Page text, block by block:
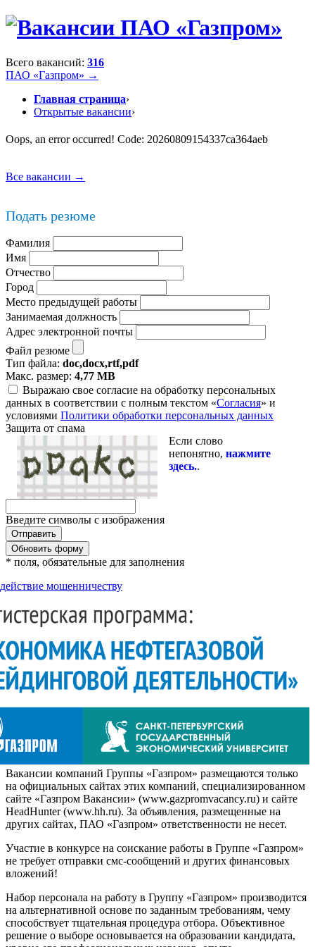
Всего вакансий: 316
ПАО «Газпром» →
Главная страница›
Открытые вакансии›
Oops, an error occurred! Code: 20260809154337ca364aeb
Все вакансии →
Подать резюме
Фамилия
Имя
Отчество
Город
Место предыдущей работы
Занимаемая должность
Адрес электронной почты
Файл резюме
Тип файла: doc,docx,rtf,pdf
Макс. размер: 4,77 MB
Выражаю свое согласие на обработку персональных
данных в соответствии с полным текстом «Согласия» и
условиями Политики обработки персональных данных
Защита от спама
Если слово
непонятно, нажмите
здесь..
Введите символы с изображения
Обновить форму
* поля, обязательные для заполнения
мошенничеству
Вакансии компаний Группы «Газпром» размещаются только
на официальных сайтах этих компаний, специализированном
сайте «Газпром Вакансии» (www.gazpromvacancy.ru) и сайте
HeadHunter (www.hh.ru). За объявления, размещенные на
других сайтах, ПАО «Газпром» ответственности не несет.
Участие в конкурсе на соискание работы в Группе «Газпром»
не требует отправки смс-сообщений и других финансовых
вложений!
Набор персонала на работу в Группу «Газпром» производится
на альтернативной основе по заданным требованиям, чему
способствует тщательная процедура отбора. Объективное
решение о выборе основывается на образовании кандидата,